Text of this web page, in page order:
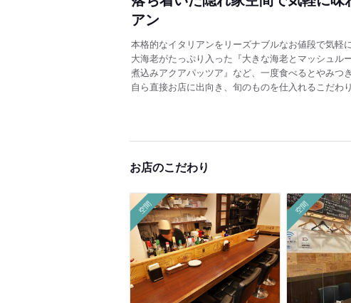
アン
本格的なイタリアンをリーズナブルなお値段で気
大海老がたっぷり入った『大きな海老とマッシュ
煮込みアクアパッツア』など、一度食べるとやみつ
自ら直接お店に出向き、旬のものを仕入れるこだ
お店のこだわり
空間 空間